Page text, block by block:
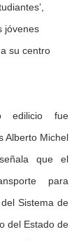
jóvenes
su centro
edilicio fue
Alberto Michel
que el
para
Sistema de
del Estado de